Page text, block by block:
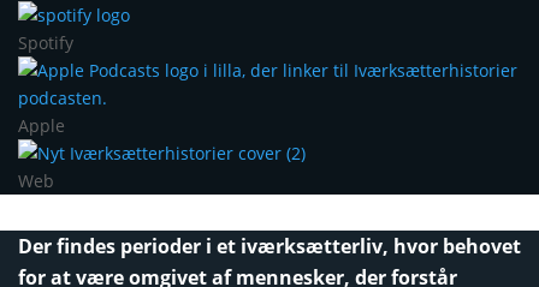
Spotify
Apple
Web
Der findes perioder i et iværksætterliv, hvor behovet
for at være omgivet af mennesker, der forstår